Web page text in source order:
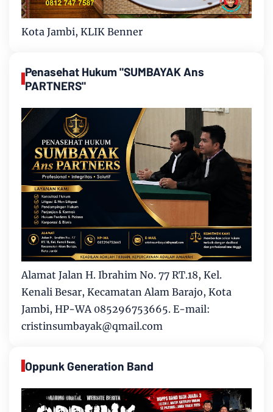
Kota Jambi, KLIK Benner
Penasehat Hukum "SUMBAYAK Ans
PARTNERS"
Alamat Jalan H. Ibrahim No. 77 RT.18, Kel.
Kenali Besar, Kecamatan Alam Barajo, Kota
Jambi, HP-WA 085296753665. E-mail:
cristinsumbayak@qmail.com
Oppunk Generation Band